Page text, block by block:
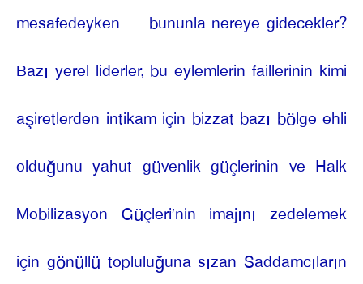
mesafedeyken
bununla nereye gidecekler?
Bazı yerel liderler, bu eylemlerin faillerinin kimi
aşiretlerden intikam için bizzat bazı bölge ehli
olduğunu yahut güvenlik güçlerinin ve Halk
Mobilizasyon Güçleri’nin imajını zedelemek
için gönüllü topluluğuna sızan Saddamcıların